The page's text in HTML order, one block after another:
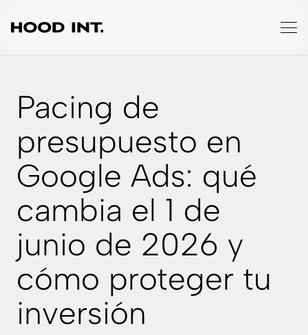
Pacing de
presupuesto en
Google Ads: qué
cambia el 1 de
junio de 2026 y
cómo proteger tu
inversión